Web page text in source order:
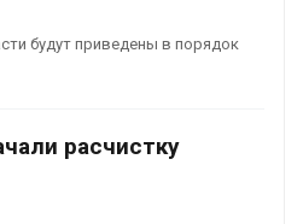
будут приведены в порядок
расчистку